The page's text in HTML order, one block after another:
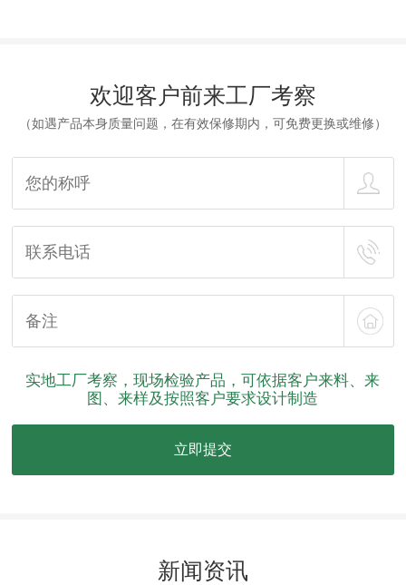
欢迎客户前来工厂考察
（如遇产品本身质量问题，在有效保修期内，可免费更换或维修）
实地工厂考察，现场检验产品，可依据客户来料、来
图、来样及按照客户要求设计制造
立即提交
新闻资讯